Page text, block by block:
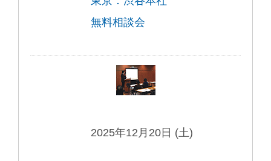
無料相談会
2025年12月20日 (土)